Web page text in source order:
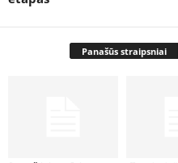
Panašūs straipsniai